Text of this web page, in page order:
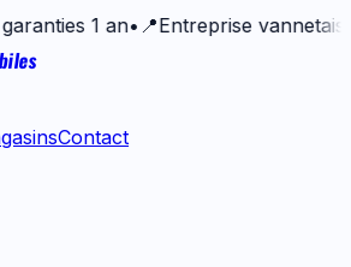
1 an•📍 Entreprise vannetaise
Contact